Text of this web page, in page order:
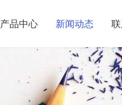
产品中心 新闻动态